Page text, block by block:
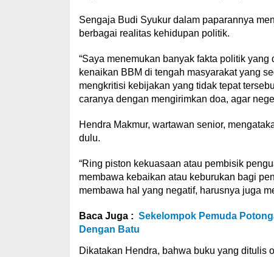
Sengaja Budi Syukur dalam paparannya
berbagai realitas kehidupan politik.
“Saya menemukan banyak fakta politik
kenaikan BBM di tengah masyarakat yang
mengkritisi kebijakan yang tidak tepat
caranya dengan mengirimkan doa, agar
Hendra Makmur, wartawan senior,
dulu.
“Ring piston kekuasaan atau pembisik
membawa kebaikan atau keburukan bagi
membawa hal yang negatif, harusnya juga
Baca Juga : Sekelompok Pemuda
Dengan Batu
Dikatakan Hendra, bahwa buku yang ditulis